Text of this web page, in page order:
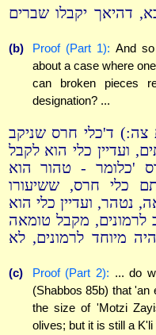
דהיאך יקבלו שברים
(b) Proof (Part 1): And
about a case where
can broken pieces
designation? ...
צה:) ד'כלי חרס שניקב
ועדיין כלי הוא לקבל
'כלומר - טהור הוא
כלי חרס, ששיעורו
נטהר, ועדיין כלי הוא
לרמונים, מקבל טומאה
מיוחד לרמונים, לא
(c) Proof (Part 2): ... do
(Shabbos 85b) that 'an
the size of 'Motzi
olives; but it is still a